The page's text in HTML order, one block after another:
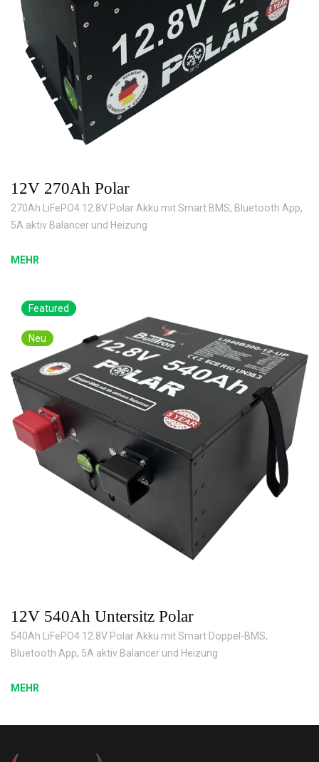
12V 270Ah Polar
270Ah LiFePO4 12.8V Polar Akku mit Smart BMS, Bluetooth App,
5A aktiv Balancer und Heizung
MEHR
Featured
Neu
12V 540Ah Untersitz Polar
540Ah LiFePO4 12.8V Polar Akku mit Smart Doppel-BMS,
Bluetooth App, 5A aktiv Balancer und Heizung
MEHR